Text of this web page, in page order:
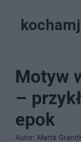
Motyw
–
epok
Autor: Marta